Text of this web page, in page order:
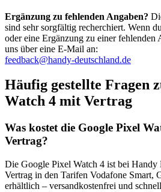
Ergänzung zu fehlenden Angaben?
sind sehr sorgfältig recherchiert. Wenn
oder eine Ergänzung zu einer
uns über eine E-Mail an:
feedback@handy-deutschland.de
Häufig gestellte Fragen
Watch 4 mit Vertrag
Was kostet die Google Pixel
Vertrag?
Die Google Pixel Watch 4 ist bei Handy
Vertrag in den Tarifen Vodafone
erhältlich – versandkostenfrei und